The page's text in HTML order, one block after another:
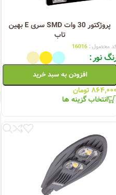
پروژکتور 30 وات SMD سری E بهین
تاب
محصول : 16016
نور
افزودن به سبد خرید
تومان
انتخاب گزینه ها